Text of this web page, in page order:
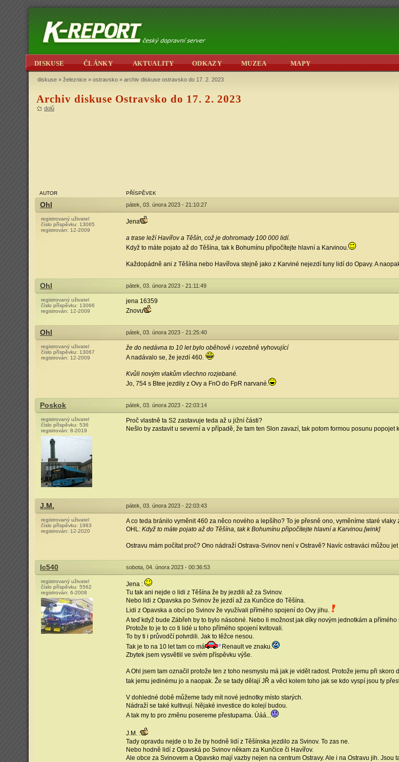
DISKUSE ČLÁNKY AKTUALITY ODKAZY MUZEA MAPY
diskuse » železnice » ostravsko » archiv diskuse ostravsko do 17. 2. 2023
Archiv diskuse Ostravsko do 17. 2. 2023
dolů
AUTOR PŘÍSPĚVEK
Ohl pátek, 03. února 2023 - 21:10:27
registrovaný uživatel
číslo příspěvku: 13065
registrován: 12-2009
Jena
a trase leží Havířov a Těšín, což je dohromady 100 000 lidí.
Když to máte pojato až do Těšína, tak k Bohumínu připočítejte hlavní a Karvinou.
Každopádně ani z Těšína nebo Havířova stejně jako z Karviné nejezdí tuny lidí do Opavy. A
Ohl pátek, 03. února 2023 - 21:11:49
registrovaný uživatel
číslo příspěvku: 13066
registrován: 12-2009
jena 16359
Znovu
Ohl pátek, 03. února 2023 - 21:25:40
registrovaný uživatel
číslo příspěvku: 13067
registrován: 12-2009
že do nedávna to 10 let bylo oběhově i vozebně vyhovující
A nadávalo se, že jezdí 460.
Kvůli novým vlakům všechno rozjebané.
Jo, 754 s Btee jezdily z Ovy a FnO do FpR narvané.
Poskok pátek, 03. února 2023 - 22:03:14
registrovaný uživatel
číslo příspěvku: 536
registrován: 8-2019
Proč vlastně ta S2 zastavuje teda až u jižní části?
Nešlo by zastavit u severní a v případě, že tam ten Slon zavazí, tak potom formou posunu popojet
J.M. pátek, 03. února 2023 - 22:03:43
registrovaný uživatel
číslo příspěvku: 1983
registrován: 12-2020
A co teda bránilo vyměnit 460 za něco nového a lepšího? To je přesně ono, vyměníme staré
OHL: Když to máte pojato až do Těšína, tak k Bohumínu připočítejte hlavní a Karvinou.[wink]
Ostravu mám počítat proč? Ono nádraží Ostrava-Svinov není v Ostravě? Navíc ostraváci můžou
Ic540 sobota, 04. února 2023 - 00:36:53
registrovaný uživatel
číslo příspěvku: 5562
registrován: 6-2008
Jena :
Tu tak ani nejde o lidi z Těšína že by jezdili až za Svinov.
Nebo lidi z Opavska po Svinov že jezdí až za Kunčice do Těšína.
Lidi z Opavska a obcí po Svinov že využívali přímého spojení do Ovy jihu.
A teď když bude Zábřeh by to bylo násobné. Nebo li možnost jak díky novým jednotkám a
Protože to je to co ti lidé u toho přímého spojení kvitovali.
To by ti i průvodčí potvrdili. Jak to těžce nesou.
Tak je to na 10 let tam co má
Renault ve znaku.
Zbytek jsem vysvětlil ve svém příspěvku výše.
A Ohl jsem tam označil protože ten z toho nesmyslu má jak je vidět radost. Protože jemu při
tak jemu jedinému jo a naopak. Že se tady dělají JŘ a věci kolem toho jak se kdo vyspí jsou ty
V dohledné době můžeme tady mít nové jednotky místo starých.
Nádraží se také kultivují. Nějaké investice do kolejí budou.
A tak my to pro změnu posereme přestupama. Úáá...
J.M. :
Tady opravdu nejde o to že by hodně lidí z Těšínska jezdilo za Svinov. To zas ne.
Nebo hodně lidí z Opavská po Svinov někam za Kunčice či Havířov.
Ale obce za Svinovem a Opavsko mají vazby nejen na centrum Ostravy. Ale i na Ostravu jih.